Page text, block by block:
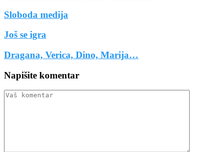
Sloboda medija
Još se igra
Dragana, Verica, Dino, Marija…
Napišite komentar